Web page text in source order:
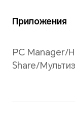
видео